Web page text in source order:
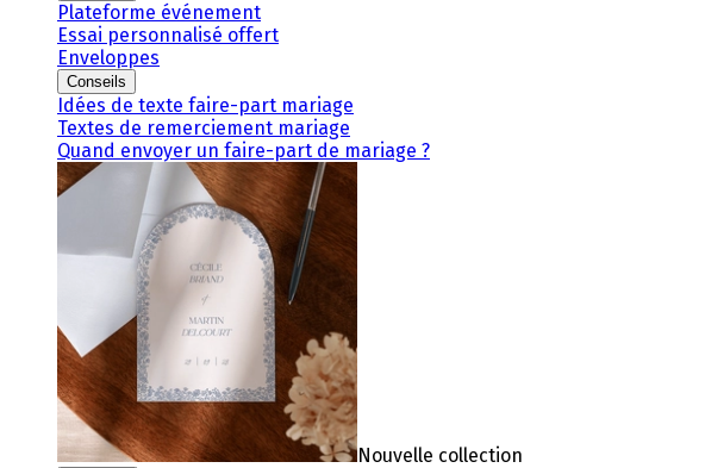
Plateforme événement
Essai personnalisé offert
Enveloppes
Conseils
Idées de texte faire-part mariage
Textes de remerciement mariage
Quand envoyer un faire-part de mariage ?
Nouvelle collection